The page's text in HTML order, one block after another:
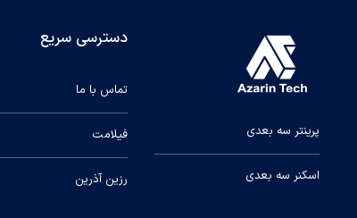
پرینتر سه بعدی
اسکنر سه بعدی
دسترسی سریع
تماس با ما
فیلامت
رزین آذرین